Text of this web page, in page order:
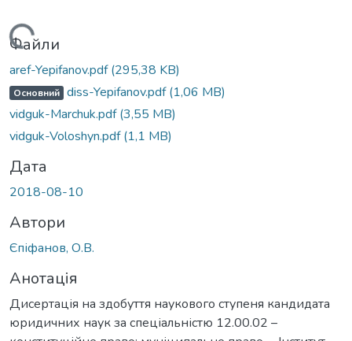
Файли
aref-Yepifanov.pdf(295,38 KB)
Основний diss-Yepifanov.pdf(1,06 MB)
vidguk-Marchuk.pdf(3,55 MB)
vidguk-Voloshyn.pdf(1,1 MB)
Дата
2018-08-10
Автори
Єпіфанов, О.В.
Анотація
Дисертація на здобуття наукового ступеня кандидата
юридичних наук за спеціальністю 12.00.02 –